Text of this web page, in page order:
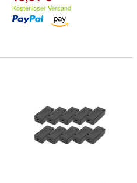
Kostenloser Versand